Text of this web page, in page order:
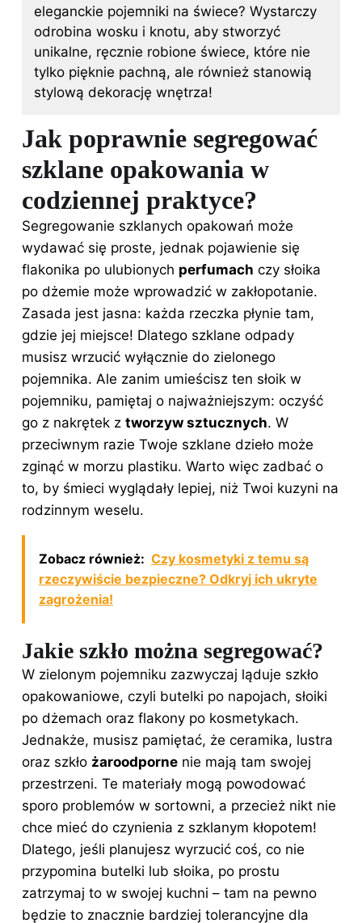
eleganckie pojemniki na świece? Wystarczy
odrobina wosku i knotu, aby stworzyć
unikalne, ręcznie robione świece, które nie
tylko pięknie pachną, ale również stanowią
stylową dekorację wnętrza!
Jak poprawnie segregować
szklane opakowania w
codziennej praktyce?
Segregowanie szklanych opakowań może
wydawać się proste, jednak pojawienie się
flakonika po ulubionych perfumach czy słoika
po dżemie może wprowadzić w zakłopotanie.
Zasada jest jasna: każda rzeczka płynie tam,
gdzie jej miejsce! Dlatego szklane odpady
musisz wrzucić wyłącznie do zielonego
pojemnika. Ale zanim umieścisz ten słoik w
pojemniku, pamiętaj o najważniejszym: oczyść
go z nakrętek z tworzyw sztucznych. W
przeciwnym razie Twoje szklane dzieło może
zginąć w morzu plastiku. Warto więc zadbać o
to, by śmieci wyglądały lepiej, niż Twoi kuzyni na
rodzinnym weselu.
Zobacz również: Czy kosmetyki z temu są
rzeczywiście bezpieczne? Odkryj ich ukryte
zagrożenia!
Jakie szkło można segregować?
W zielonym pojemniku zazwyczaj ląduje szkło
opakowaniowe, czyli butelki po napojach, słoiki
po dżemach oraz flakony po kosmetykach.
Jednakże, musisz pamiętać, że ceramika, lustra
oraz szkło żaroodporne nie mają tam swojej
przestrzeni. Te materiały mogą powodować
sporo problemów w sortowni, a przecież nikt nie
chce mieć do czynienia z szklanym kłopotem!
Dlatego, jeśli planujesz wyrzucić coś, co nie
przypomina butelki lub słoika, po prostu
zatrzymaj to w swojej kuchni – tam na pewno
będzie to znacznie bardziej tolerancyjne dla